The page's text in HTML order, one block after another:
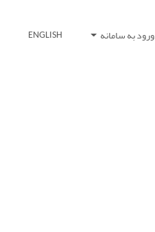
ورود به سامانه ENGLISH